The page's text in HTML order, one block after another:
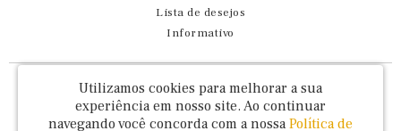
Lista de desejos
Informativo
Fernando Maluhy Cia Ltda - CNPJ: 60.458.825/0001-86
Rua Dr Euclydes da Cunha, 47 - Brás - São Paulo / SP - CEP 03016-030
Utilizamos cookies para melhorar a sua
experiência em nosso site. Ao continuar
navegando você concorda com a nossa Política de